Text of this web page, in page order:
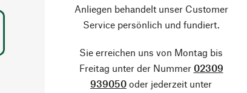
Anliegen behandelt unser Customer
Service persönlich und fundiert.
Sie erreichen uns von Montag bis
Freitag unter der Nummer 02309
939050 oder jederzeit unter